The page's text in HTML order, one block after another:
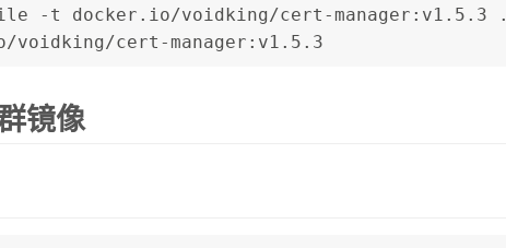
-t docker.io/voidking/cert-manager:v1.5.3 .
voidking/cert-manager:v1.5.3
镜像